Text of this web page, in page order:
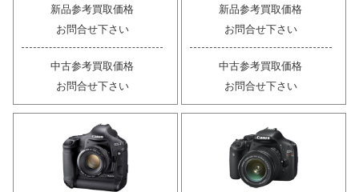
新品参考買取価格
お問合せ下さい
中古参考買取価格
お問合せ下さい
新品参考買取価格
お問合せ下さい
中古参考買取価格
お問合せ下さい